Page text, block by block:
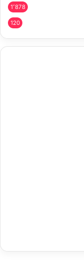
1٬878
120